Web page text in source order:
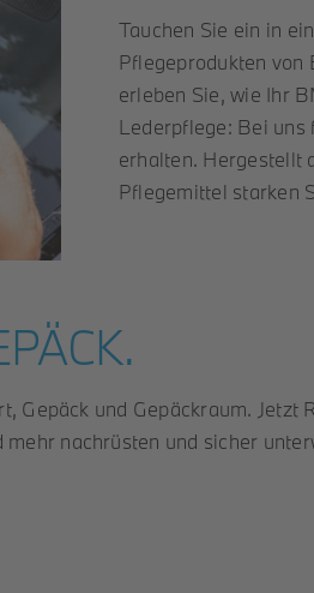
Tauchen Sie ein in
Pflegeprodukten von
erleben Sie, wie Ihr
Lederpflege: Bei uns
erhalten. Hergestellt
Pflegemittel starken
Gepäck und Gepäckraum. Jetzt
nachrüsten und sicher